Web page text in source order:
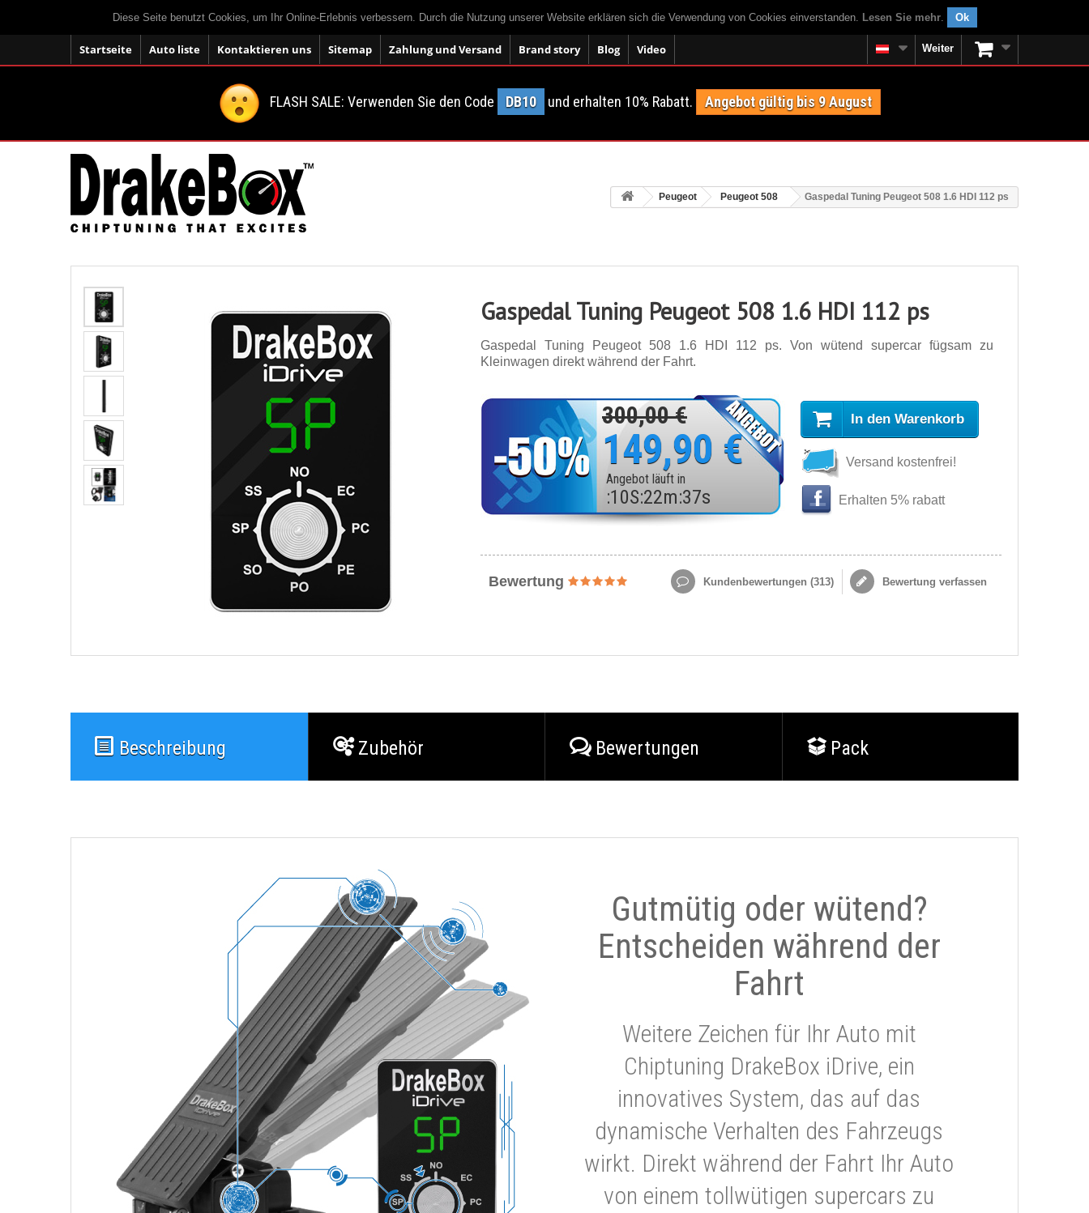
Diese Seite benutzt Cookies, um Ihr Online-Erlebnis verbessern. Durch die Nutzung unserer Website erklären sich die Verwendung von Cookies einverstanden. Lesen Sie mehr. Ok
Startseite Auto liste Kontaktieren uns Sitemap Zahlung und Versand Brand story Blog Video Weiter
FLASH SALE: Verwenden Sie den Code DB10 und erhalten 10% Rabatt. Angebot gültig bis 9 August
Peugeot Peugeot 508 Gaspedal Tuning Peugeot 508 1.6 HDI 112 ps
Gaspedal Tuning Peugeot 508 1.6 HDI 112 ps
Gaspedal Tuning Peugeot 508 1.6 HDI 112 ps. Von wütend supercar fügsam zu
Kleinwagen direkt während der Fahrt.
300,00 €
149,90 €
Angebot läuft in
:10S:22m:35s
In den Warenkorb
Versand kostenfrei!
Erhalten 5% rabatt
Bewertung Kundenbewertungen (313) Bewertung verfassen
Beschreibung Zubehör Bewertungen Pack
Gutmütig oder wütend?
Entscheiden während der
Fahrt
Weitere Zeichen für Ihr Auto mit
Chiptuning DrakeBox iDrive, ein
innovatives System, das auf das
dynamische Verhalten des Fahrzeugs
wirkt. Direkt während der Fahrt Ihr Auto
von einem tollwütigen supercars zu